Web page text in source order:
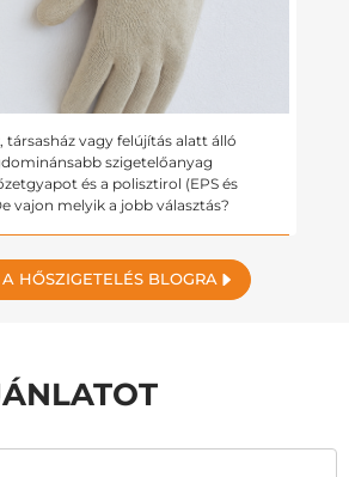
társasház vagy felújítás alatt álló
szigetelőanyag
és a polisztirol (EPS és
vajon melyik a jobb választás?
HŐSZIGETELÉS BLOGRA